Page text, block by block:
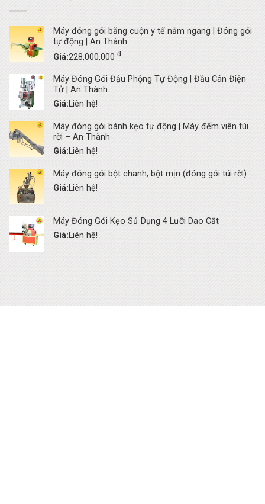
Máy đóng gói băng cuộn y tế nằm ngang | Đóng gói
tự động | An Thành
Giá:228,000,000 đ
Máy Đóng Gói Đậu Phộng Tự Động | Đầu Cân Điện
Tử | An Thành
Giá:Liên hệ!
Máy đóng gói bánh kẹo tự động | Máy đếm viên túi
rời – An Thành
Giá:Liên hệ!
Máy đóng gói bột chanh, bột mịn (đóng gói túi rời)
Giá:Liên hệ!
Máy Đóng Gói Kẹo Sử Dụng 4 Lưỡi Dao Cắt
Giá:Liên hệ!